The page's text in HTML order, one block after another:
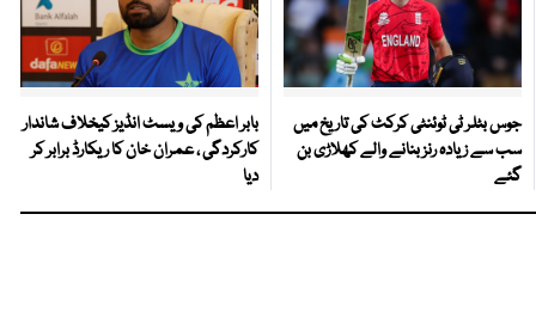
جوس بٹلر ٹی ٹوئنٹی کرکٹ کی تاریخ میں
سب سے زیادہ رنز بنانے والے کھلاڑی بن
گئے
بابر اعظم کی ویسٹ انڈیز کیخلاف شاندار
کارکردگی ، عمران خان کا ریکارڈ برابر کر
دیا